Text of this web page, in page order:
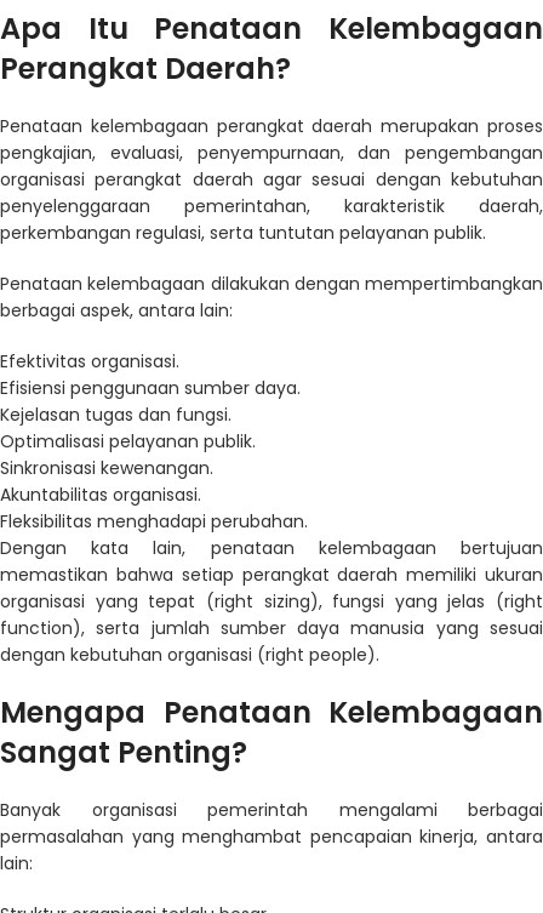
Apa Itu Penataan Kelembagaan
Perangkat Daerah?
Penataan kelembagaan perangkat daerah merupakan proses
pengkajian, evaluasi, penyempurnaan, dan pengembangan
organisasi perangkat daerah agar sesuai dengan kebutuhan
penyelenggaraan pemerintahan, karakteristik daerah,
perkembangan regulasi, serta tuntutan pelayanan publik.
Penataan kelembagaan dilakukan dengan mempertimbangkan
berbagai aspek, antara lain:
Efektivitas organisasi.
Efisiensi penggunaan sumber daya.
Kejelasan tugas dan fungsi.
Optimalisasi pelayanan publik.
Sinkronisasi kewenangan.
Akuntabilitas organisasi.
Fleksibilitas menghadapi perubahan.
Dengan kata lain, penataan kelembagaan bertujuan
memastikan bahwa setiap perangkat daerah memiliki ukuran
organisasi yang tepat (right sizing), fungsi yang jelas (right
function), serta jumlah sumber daya manusia yang sesuai
dengan kebutuhan organisasi (right people).
Mengapa Penataan Kelembagaan
Sangat Penting?
Banyak organisasi pemerintah mengalami berbagai
permasalahan yang menghambat pencapaian kinerja, antara
lain: